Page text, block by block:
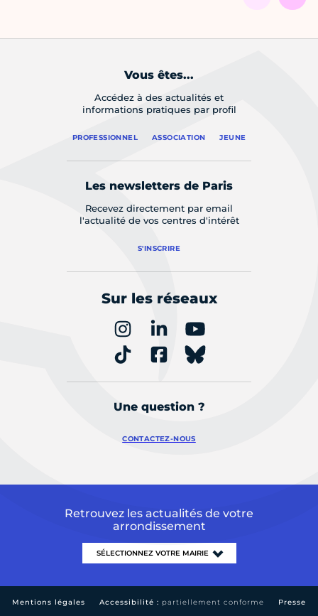
Vous êtes...
Accédez à des actualités et
informations pratiques par profil
PROFESSIONNEL ASSOCIATION JEUNE
Les newsletters de Paris
Recevez directement par email
l'actualité de vos centres d'intérêt
S'INSCRIRE
Sur les réseaux
Une question ?
CONTACTEZ-NOUS
Retrouvez les actualités de votre
arrondissement
Mentions légales Accessibilité : partiellement conforme Presse